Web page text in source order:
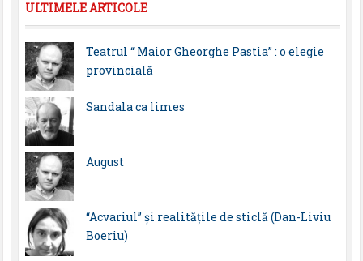
ULTIMELE ARTICOLE
Teatrul “ Maior Gheorghe Pastia” : o elegie
provincială
Sandala ca limes
August
“Acvariul” și realitățile de sticlă (Dan-Liviu
Boeriu)